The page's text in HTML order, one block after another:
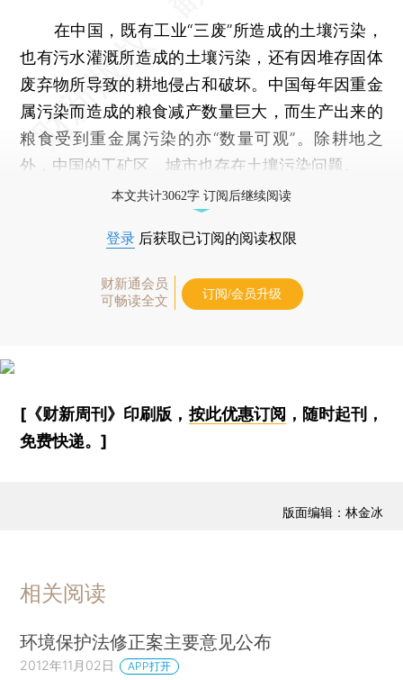
在中国，既有工业“三废”所造成的土壤污染，
也有污水灌溉所造成的土壤污染，还有因堆存固体
废弃物所导致的耕地侵占和破坏。中国每年因重金
属污染而造成的粮食减产数量巨大，而生产出来的
粮食受到重金属污染的亦“数量可观”。除耕地之
外，中国的工矿区、城市也存在土壤污染问题。
本文共计3062字 订阅后继续阅读
登录 后获取已订阅的阅读权限
财新通会员
可畅读全文
订阅/会员升级
[《财新周刊》印刷版， 按此优惠订阅 ，随时起刊，
免费快递。]
版面编辑：林金冰
相关阅读
环境保护法修正案主要意见公布
2012年11月02日 APP打开